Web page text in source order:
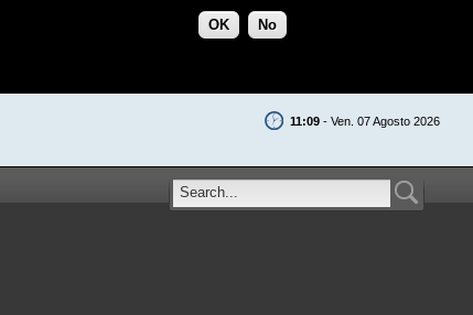
OK No
11:09 - Ven. 07 Agosto 2026